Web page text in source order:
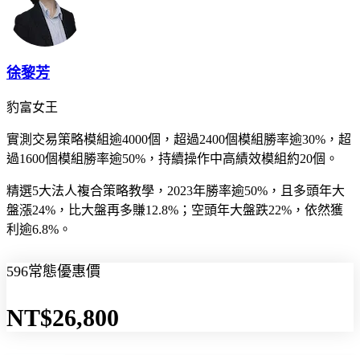
徐黎芳
豹富女王
實測交易策略模組逾4000個，超過2400個模組勝率逾30%，超
過1600個模組勝率逾50%，持續操作中高績效模組約20個。
精選5大法人複合策略教學，2023年勝率逾50%，且多頭年大
盤漲24%，比大盤再多賺12.8%；空頭年大盤跌22%，依然獲
利逾6.8%。
596常態優惠價
NT$26,800